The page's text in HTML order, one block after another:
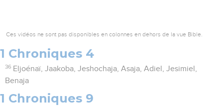
Ces vidéos ne sont pas disponibles en colonnes en dehors de la vue Bible.
1 Chroniques 4
36 Eljoénaï, Jaakoba, Jeshochaja, Asaja, Adiel, Jesimiel,
Benaja
1 Chroniques 9